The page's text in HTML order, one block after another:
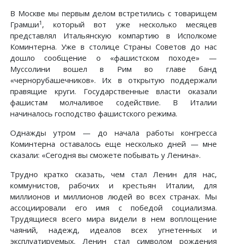
В Москве мы первым делом встретились с товарищем
Грамши1 , который вот уже несколько месяцев
представлял Итальянскую компартию в Исполкоме
Коминтерна. Уже в столице Страны Советов до нас
дошло сообщение о «фашистском походе» —
Муссолини вошел в Рим во главе банд
«чернорубашечников». Их в открытую поддержали
правящие круги. Государственные власти оказали
фашистам молчаливое содействие. В Италии
начиналось господство фашистского режима.
Однажды утром — до начала работы конгресса
Коминтерна оставалось еще несколько дней — мне
сказали: «Сегодня вы сможете побывать у Ленина».
Трудно кратко сказать, чем стал Ленин для нас,
коммунистов, рабочих и крестьян Италии, для
миллионов и миллионов людей во всех странах. Мы
ассоциировали его имя с победой социализма.
Трудящиеся всего мира видели в нем воплощение
чаяний, надежд, идеалов всех угнетенных и
эксплуатируемых. Ленин стал символом рождения